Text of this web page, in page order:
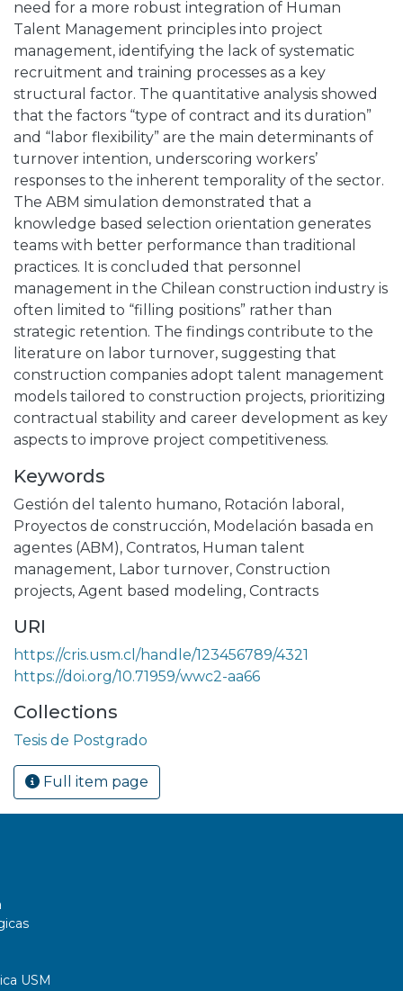
need for a more robust integration of Human
Talent Management principles into project
management, identifying the lack of systematic
recruitment and training processes as a key
structural factor. The quantitative analysis showed
that the factors “type of contract and its duration”
and “labor flexibility” are the main determinants of
turnover intention, underscoring workers’
responses to the inherent temporality of the sector.
The ABM simulation demonstrated that a
knowledge based selection orientation generates
teams with better performance than traditional
practices. It is concluded that personnel
management in the Chilean construction industry is
often limited to “filling positions” rather than
strategic retention. The findings contribute to the
literature on labor turnover, suggesting that
construction companies adopt talent management
models tailored to construction projects, prioritizing
contractual stability and career development as key
aspects to improve project competitiveness.
Keywords
Gestión del talento humano, Rotación laboral ,
Proyectos de construcción, Modelación basada en
agentes (ABM), Contratos, Human talent
management, Labor turnover, Construction
projects, Agent based modeling, Contracts
URI
https://cris.usm.cl/handle/123456789/4321
https://doi.org/10.71959/wwc2-aa66
Collections
Tesis de Postgrado
Full item page
USM